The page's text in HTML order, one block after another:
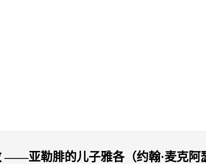
——亚勒腓的儿子雅各（约翰·麦克阿